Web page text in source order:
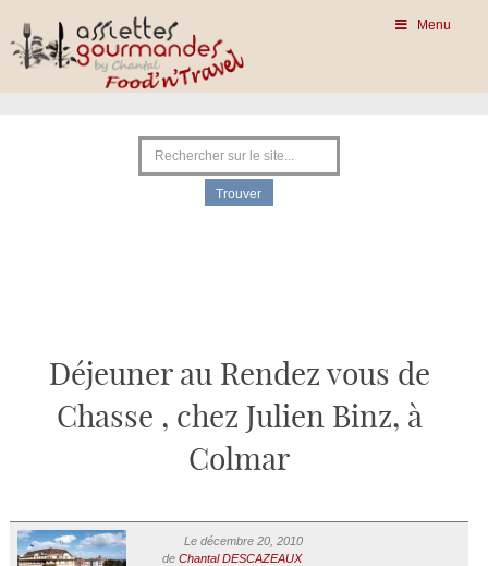
Menu
Déjeuner au Rendez vous de
Chasse , chez Julien Binz, à
Colmar
Le décembre 20, 2010
de Chantal DESCAZEAUX